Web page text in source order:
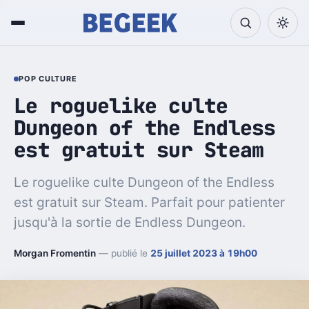
POP CULTURE
Le roguelike culte
Dungeon of the Endless
est gratuit sur Steam
Le roguelike culte Dungeon of the Endless
est gratuit sur Steam. Parfait pour patienter
jusqu'à la sortie de Endless Dungeon.
Morgan Fromentin — publié le 25 juillet 2023 à 19h00